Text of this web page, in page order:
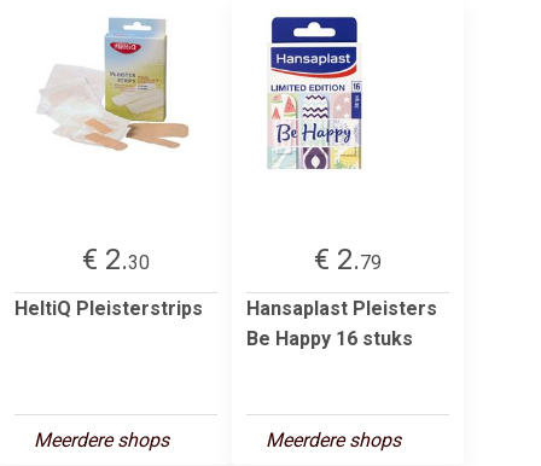
€ 2.30
HeltiQ Pleisterstrips
Meerdere shops
€ 2.79
Hansaplast Pleisters
Be Happy 16 stuks
Meerdere shops